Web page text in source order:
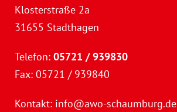
Klosterstraße 2a
31655 Stadthagen
Telefon: 05721 / 939830
Fax: 05721 / 939840
Kontakt: info@awo-schaumburg.de